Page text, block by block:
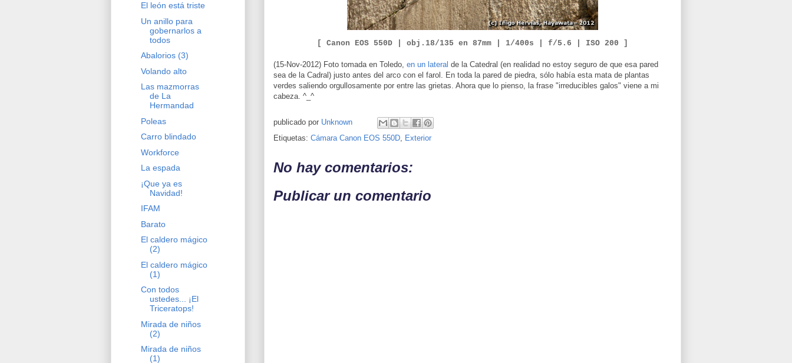
[ Canon EOS 550D | obj.18/135 en 87mm | 1/400s | f/5 .6 ISO 200 ]
(15-Nov-2012) Foto tomada en Toledo, en un lateral de la Catedral (en realidad no estoy seguro de que esa pared
sea de la Cadral) justo antes del arco con el farol. En toda la pared de piedra, sólo había esta mata de plantas
verdes saliendo orgullosamente por entre las grietas. Ahora que lo pienso, la frase "irreducibles galos" viene a mi
cabeza. ^_^
publicado por Unknown
Etiquetas: Cámara Canon EOS 550D, Exterior
No hay comentarios:
Publicar un comentario
El león está triste
Un anillo para
gobernarlos a
todos
Abalorios (3)
Volando alto
Las mazmorras
de La
Hermandad
Poleas
Carro blindado
Workforce
La espada
¡Que ya es
Navidad!
IFAM
Barato
El caldero mágico
(2)
El caldero mágico
(1)
Con todos
ustedes... ¡El
Triceratops!
Mirada de niños
(2)
Mirada de niños
(1)